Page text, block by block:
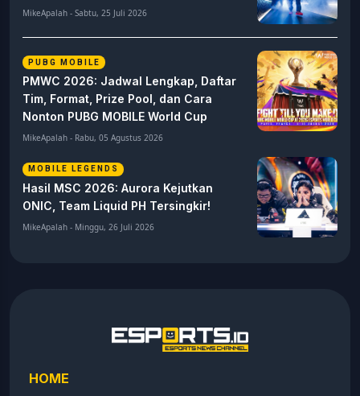
MikeApalah - Sabtu, 25 Juli 2026
PUBG MOBILE
PMWC 2026: Jadwal Lengkap, Daftar
Tim, Format, Prize Pool, dan Cara
Nonton PUBG MOBILE World Cup
MikeApalah - Rabu, 05 Agustus 2026
MOBILE LEGENDS
Hasil MSC 2026: Aurora Kejutkan
ONIC, Team Liquid PH Tersingkir!
MikeApalah - Minggu, 26 Juli 2026
HOME